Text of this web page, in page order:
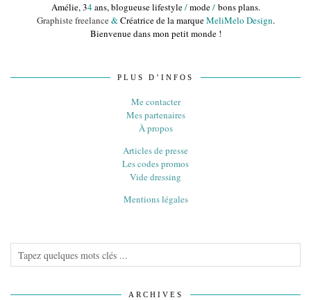
Amélie, 34ans, blogueuse lifestyle/mode/bons plans.
Graphiste freelance&Créatrice de la marqueMeliMelo Design.
Bienvenue dans mon petit monde !
PLUS D’INFOS
Me contacter
Mes partenaires
À propos
Articles de presse
Les codes promos
Vide dressing
Mentions légales
ARCHIVES